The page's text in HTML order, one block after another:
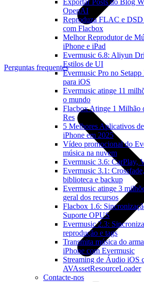
Exportar Posts do Blog
OpenAI
Reproduza FLAC e DSD
com Flacbox
Melhor Reprodutor de
iPhone e iPad
Evermusic 6.8: Aliyun
Estilos de UI
Evermusic Pro no
para iOS
Evermusic atinge 11
o mundo
Flacbox Atinge 1
Res
5 Melhores Aplicativos
iPhone em 2025
Vídeo promocional do
música na nuvem
Evermusic 3.6: CarPlay,
Evermusic 3.1:
biblioteca e backup
Evermusic atinge 3
geral dos recursos
Flacbox 1.6:
Suporte OPUS
Evermusic 2.3:
reprodução e tags
Transmita música do
iPhone com Evermusic
Streaming de Áudio iOS
AVAssetResourceLoader
Contacte-nos
Perguntas frequentes